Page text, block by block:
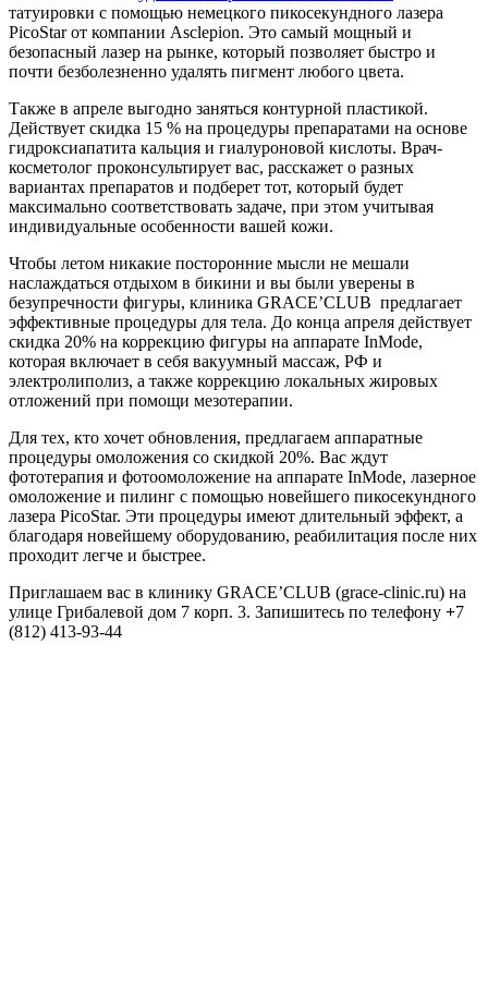
татуировки с помощью немецкого пикосекундного лазера
PicoStar от компании Asclepion. Это самый мощный и
безопасный лазер на рынке, который позволяет быстро и
почти безболезненно удалять пигмент любого цвета.
Также в апреле выгодно заняться контурной пластикой.
Действует скидка 15 % на процедуры препаратами на основе
гидроксиапатита кальция и гиалуроновой кислоты. Врач-
косметолог проконсультирует вас, расскажет о разных
вариантах препаратов и подберет тот, который будет
максимально соответствовать задаче, при этом учитывая
индивидуальные особенности вашей кожи.
Чтобы летом никакие посторонние мысли не мешали
наслаждаться отдыхом в бикини и вы были уверены в
безупречности фигуры, клиника GRACE’CLUB предлагает
эффективные процедуры для тела. До конца апреля действует
скидка 20% на коррекцию фигуры на аппарате InMode,
которая включает в себя вакуумный массаж, РФ и
электролиполиз, а также коррекцию локальных жировых
отложений при помощи мезотерапии.
Для тех, кто хочет обновления, предлагаем аппаратные
процедуры омоложения со скидкой 20%. Вас ждут
фототерапия и фотоомоложение на аппарате InMode, лазерное
омоложение и пилинг с помощью новейшего пикосекундного
лазера PicoStar. Эти процедуры имеют длительный эффект, а
благодаря новейшему оборудованию, реабилитация после них
проходит легче и быстрее.
Приглашаем вас в клинику GRACE’CLUB (grace-clinic.ru) на
улице Грибалевой дом 7 корп. 3. Запишитесь по телефону +7
(812) 413-93-44